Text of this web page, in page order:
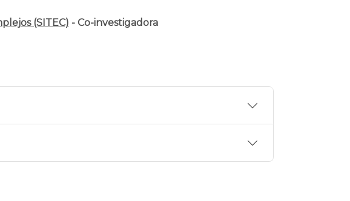
(SITEC) - Co-investigadora